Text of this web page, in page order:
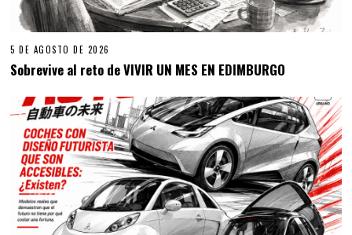
5 DE AGOSTO DE 2026
Sobrevive al reto de VIVIR UN MES EN EDIMBURGO